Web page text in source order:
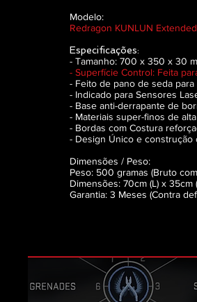
Modelo:
Redragon KUNLUN
Especificações:
- Tamanho: 700 x 350 x 30
- Superfície Control: Feita
- Feito de pano de seda
- Indicado para Sensores
- Base anti-derrapante de
- Materiais super-finos de
- Bordas com Costura
- Design Único e construção
Dimensões / Peso:
Peso: 500 gramas (Bruto
Dimensões: 70cm (L) x 35cm
Garantia: 3 Meses (Contra